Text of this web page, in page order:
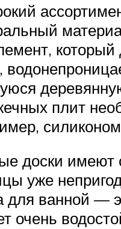
плит
доски имеют
уже
ванной —
очень